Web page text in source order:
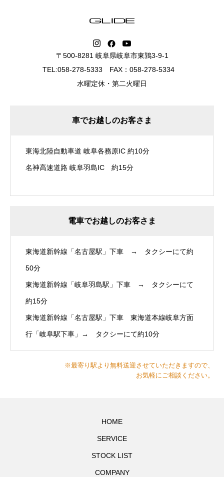
〒500-8281 岐阜県岐阜市東鶉3-9-1
TEL:058-278-5333 FAX：058-278-5334
水曜定休・第二火曜日
車でお越しのお客さま
東海北陸自動車道 岐阜各務原IC 約10分
名神高速道路 岐阜羽島IC 約15分
電車でお越しのお客さま
東海道新幹線「名古屋駅」下車 → タクシーにて約
50分
東海道新幹線「岐阜羽島駅」下車 → タクシーにて
約15分
東海道新幹線「名古屋駅」下車 東海道本線岐阜方面
行「岐阜駅下車」→ タクシーにて約10分
※最寄り駅より無料送迎させていただきますので、
お気軽にご相談ください。
HOME
SERVICE
STOCK LIST
COMPANY